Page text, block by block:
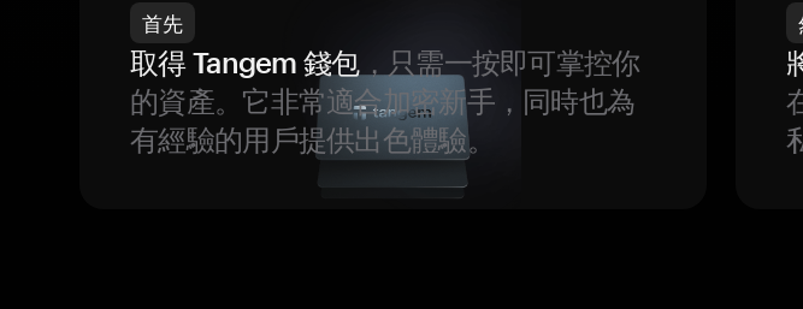
首先
取得 Tangem 錢包，只需一按即可掌控你
的資產。它非常適合加密新手，同時也為
有經驗的用戶提供出色體驗。